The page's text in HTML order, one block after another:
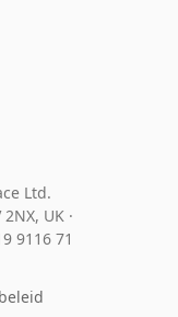
Ltd.
UK ·
9116 71